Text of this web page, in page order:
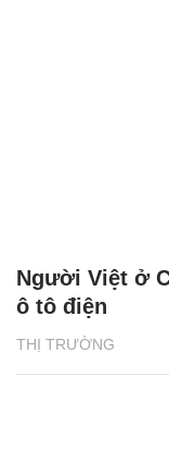
THỊ TRƯỜNG
Người Việt ở
ô tô điện